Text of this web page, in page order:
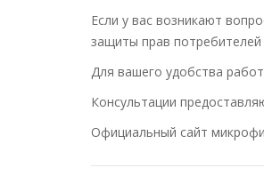
Если у вас возникают
защиты прав
Для вашего удобства
Консультации
Официальный сайт